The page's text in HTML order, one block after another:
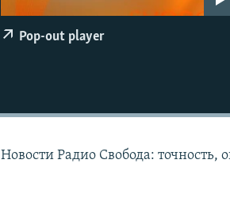
Pop-out player
Новости Радио Свобода: точность,